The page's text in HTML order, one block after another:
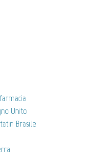
Unito
Brasile